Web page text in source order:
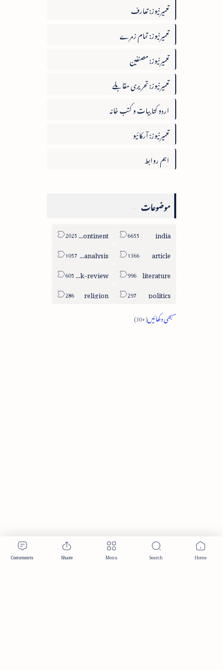
تعمیرنیوز: تعارف
تعمیرنیوز: تمام زمرے
تعمیرنیوز: مصنفین
تعمیرنیوز: تحریری مقابلے
اردو کتابیات و کتب خانہ
تعمیرنیوز: آرکائیو
اہم روابط
موضوعات
india
sub-continent
article
column-analysis
literature
book-review
politics
religion